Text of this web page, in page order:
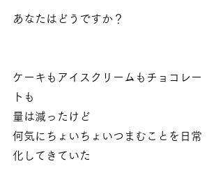
あなたはどうですか？
ケーキもアイスクリームもチョコレー
トも
量は減ったけど
何気にちょいちょいつまむことを日常
化してきていた